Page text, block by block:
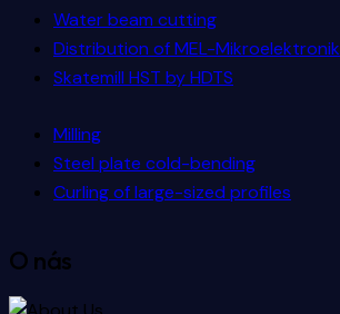
Water beam cutting
Distribution of MEL-Mikroelektronik
Skatemill HST by HDTS
Milling
Steel plate cold-bending
Curling of large-sized profiles
O nás